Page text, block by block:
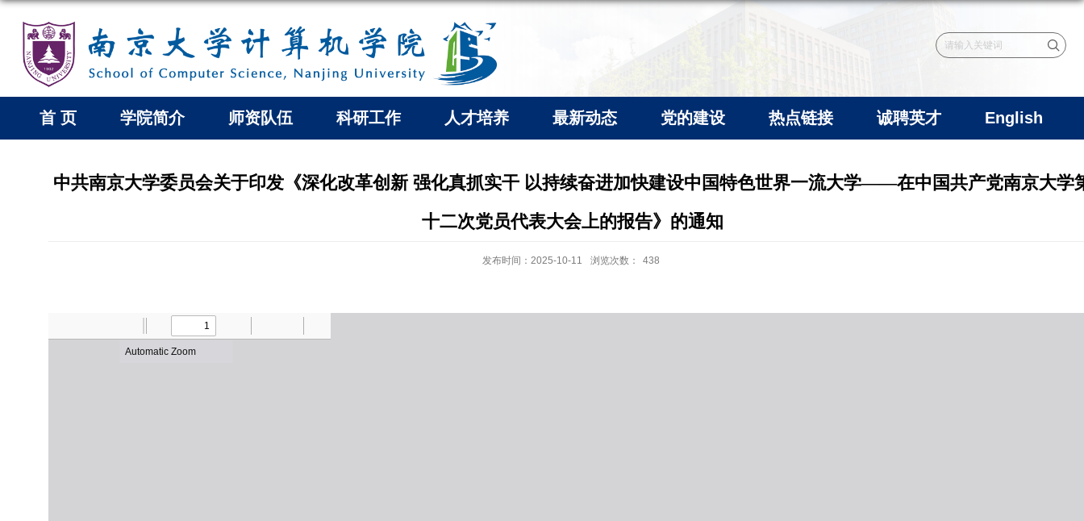
首 页 学院简介 师资队伍 科研工作 人才培养 最新动态 党的建设 热点链接 诚聘英才 English
中共南京大学委员会关于印发《深化改革创新 强化真抓实干 以持续奋进加快建设中国特色世界一流大学——在中国共产党南京大学
十二次党员代表大会上的报告》的通知
发布时间：2025-10-11 浏览次数： 438